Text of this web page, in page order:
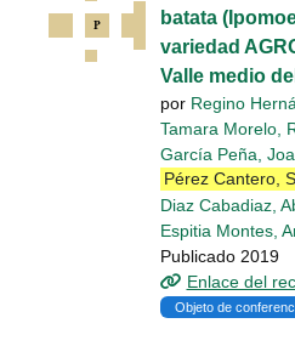
batata
variedad
Valle medio
por Regino
Tamara Morelo,
García Peña,
Pérez Cantero,
Diaz Cabadiaz,
Espitia Montes,
Publicado 2019
Enlace del
Objeto de